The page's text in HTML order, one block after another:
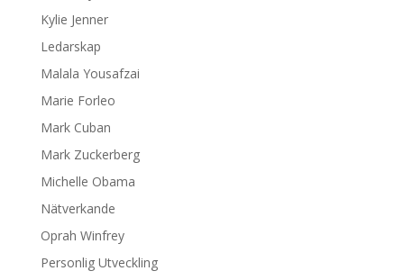
Kylie Jenner
Ledarskap
Malala Yousafzai
Marie Forleo
Mark Cuban
Mark Zuckerberg
Michelle Obama
Nätverkande
Oprah Winfrey
Personlig Utveckling